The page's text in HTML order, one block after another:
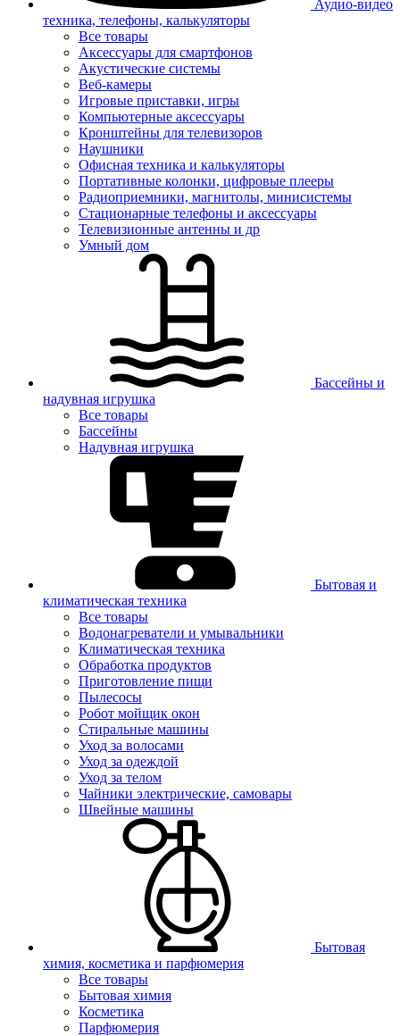
Аудио-видео
техника, телефоны, калькуляторы
Все товары
Аксессуары для смартфонов
Акустические системы
Веб-камеры
Игровые приставки, игры
Компьютерные аксессуары
Кронштейны для телевизоров
Наушники
Офисная техника и калькуляторы
Портативные колонки, цифровые плееры
Радиоприемники, магнитолы, минисистемы
Стационарные телефоны и аксессуары
Телевизионные антенны и др
Умный дом
Бассейны и
надувная игрушка
Все товары
Бассейны
Надувная игрушка
Бытовая и
климатическая техника
Все товары
Водонагреватели и умывальники
Климатическая техника
Обработка продуктов
Приготовление пищи
Пылесосы
Робот мойщик окон
Стиральные машины
Уход за волосами
Уход за одеждой
Уход за телом
Чайники электрические, самовары
Швейные машины
Бытовая
химия, косметика и парфюмерия
Все товары
Бытовая химия
Косметика
Парфюмерия